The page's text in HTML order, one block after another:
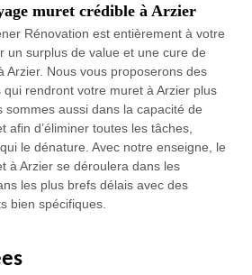
muret crédible à Arzier
Rénovation est entièrement à votre
un surplus de value et une cure de
Arzier. Nous vous proposerons des
rendront votre muret à Arzier plus
sommes aussi dans la capacité de
afin d’éliminer toutes les tâches,
le dénature. Avec notre enseigne, le
à Arzier se déroulera dans les
les plus brefs délais avec des
bien spécifiques.